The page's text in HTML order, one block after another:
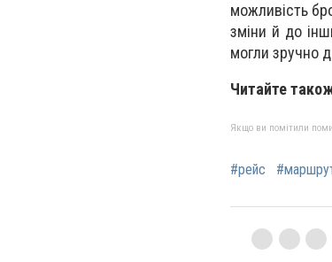
можливість
зміни й до
могли зручно
Читайте
Якщо ви помітили
#рейс